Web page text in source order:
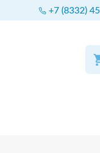
+7 (8332)